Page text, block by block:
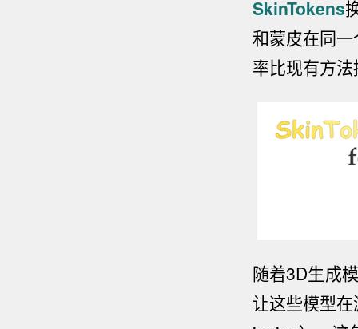
SkinTokens
和蒙皮在同
率比现有方
随着3D生成
让这些模型